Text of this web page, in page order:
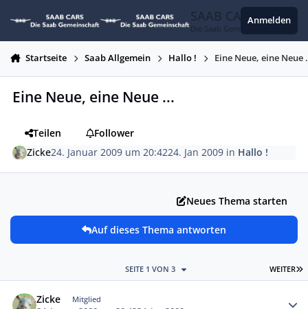
SAAB CARS
Die Saab Gemeinschaft
Anmelden
Startseite Saab Allgemein Hallo ! Eine Neue, eine Neue
Eine Neue, eine Neue ...
Teilen
Follower
Zicke24. Januar 2009 um 20:4224. Jan 2009 in Hallo !
Neues Thema starten
Auf dieses Thema antworten
WEITER
SEITE 1 VON 3
Zicke Mitglied